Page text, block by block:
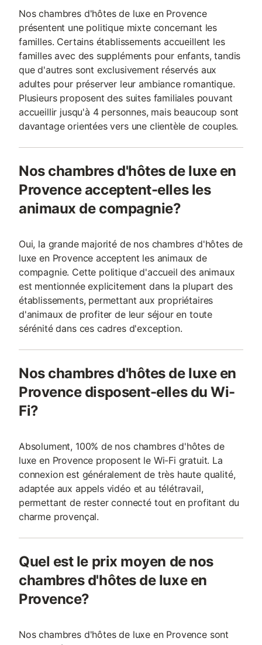
Nos chambres d'hôtes de luxe en Provence
présentent une politique mixte concernant les
familles. Certains établissements accueillent les
familles avec des suppléments pour enfants, tandis
que d'autres sont exclusivement réservés aux
adultes pour préserver leur ambiance romantique.
Plusieurs proposent des suites familiales pouvant
accueillir jusqu'à 4 personnes, mais beaucoup sont
davantage orientées vers une clientèle de couples.
Nos chambres d'hôtes de luxe en
Provence acceptent-elles les
animaux de compagnie?
Oui, la grande majorité de nos chambres d'hôtes de
luxe en Provence acceptent les animaux de
compagnie. Cette politique d'accueil des animaux
est mentionnée explicitement dans la plupart des
établissements, permettant aux propriétaires
d'animaux de profiter de leur séjour en toute
sérénité dans ces cadres d'exception.
Nos chambres d'hôtes de luxe en
Provence disposent-elles du Wi-
Fi?
Absolument, 100% de nos chambres d'hôtes de
luxe en Provence proposent le Wi-Fi gratuit. La
connexion est généralement de très haute qualité,
adaptée aux appels vidéo et au télétravail,
permettant de rester connecté tout en profitant du
charme provençal.
Quel est le prix moyen de nos
chambres d'hôtes de luxe en
Provence?
Nos chambres d'hôtes de luxe en Provence sont